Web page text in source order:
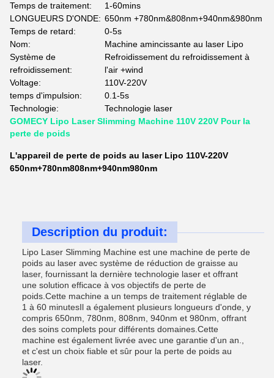
Temps de traitement:
1-60mins
LONGUEURS D'ONDE: 650nm +780nm&808nm+940nm&980nm
Temps de retard:
0-5s
Nom:
Machine amincissante au laser Lipo
Système de
refroidissement:
Refroidissement du refroidissement à
l'air +wind
Voltage:
110V-220V
temps d'impulsion:
0.1-5s
Technologie:
Technologie laser
GOMECY Lipo Laser Slimming Machine 110V 220V Pour la
perte de poids
L'appareil de perte de poids au laser Lipo 110V-220V
650nm+780nm808nm+940nm980nm
Description du produit:
Lipo Laser Slimming Machine est une machine de perte de
poids au laser avec système de réduction de graisse au
laser, fournissant la dernière technologie laser et offrant
une solution efficace à vos objectifs de perte de
poids.Cette machine a un temps de traitement réglable de
1 à 60 minutesIl a également plusieurs longueurs d'onde, y
compris 650nm, 780nm, 808nm, 940nm et 980nm, offrant
des soins complets pour différents domaines.Cette
machine est également livrée avec une garantie d'un an.,
et c'est un choix fiable et sûr pour la perte de poids au
laser.